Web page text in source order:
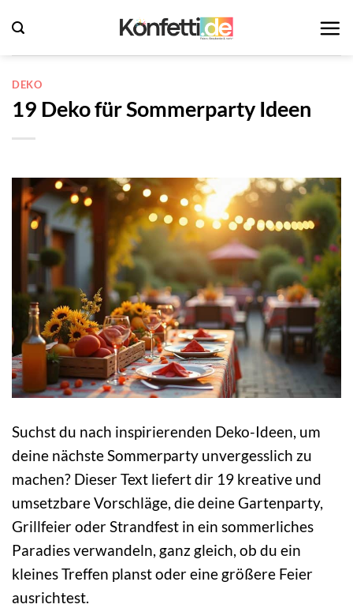
Inhalt
springen
DEKO
19 Deko für Sommerparty Ideen
Suchst du nach inspirierenden Deko-Ideen, um
deine nächste Sommerparty unvergesslich zu
machen? Dieser Text liefert dir 19 kreative und
umsetzbare Vorschläge, die deine Gartenparty,
Grillfeier oder Strandfest in ein sommerliches
Paradies verwandeln, ganz gleich, ob du ein
kleines Treffen planst oder eine größere Feier
ausrichtest.